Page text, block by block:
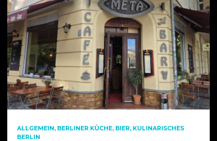
ALLGEMEIN BERLINER KÜCHE BIER KULINARISCHES
BERLIN